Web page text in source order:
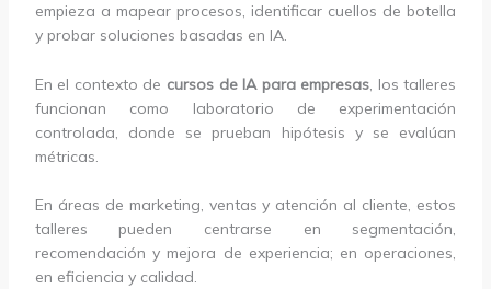
empieza a mapear procesos, identificar cuellos de botella
y probar soluciones basadas en IA.
En el contexto de cursos de IA para empresas, los talleres
funcionan como laboratorio de experimentación
controlada, donde se prueban hipótesis y se evalúan
métricas.
En áreas de marketing, ventas y atención al cliente, estos
talleres pueden centrarse en segmentación,
recomendación y mejora de experiencia; en operaciones,
en eficiencia y calidad.